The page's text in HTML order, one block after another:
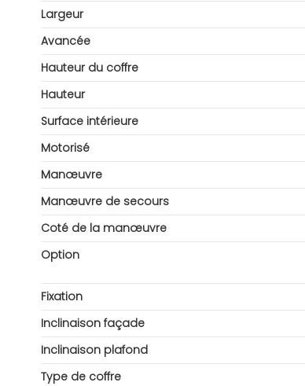
Largeur
Avancée
Hauteur du coffre
Hauteur
Surface intérieure
Motorisé
Manœuvre
Manœuvre de secours
Coté de la manœuvre
Option
Fixation
Inclinaison façade
Inclinaison plafond
Type de coffre